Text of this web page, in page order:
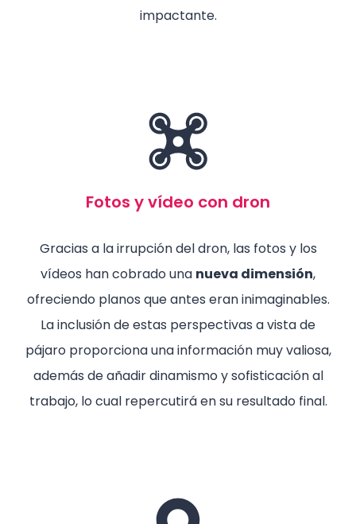
impactante.
Fotos y vídeo con dron
Gracias a la irrupción del dron, las fotos y los
vídeos han cobrado una nueva dimensión,
ofreciendo planos que antes eran inimaginables.
La inclusión de estas perspectivas a vista de
pájaro proporciona una información muy valiosa,
además de añadir dinamismo y sofisticación al
trabajo, lo cual repercutirá en su resultado final.